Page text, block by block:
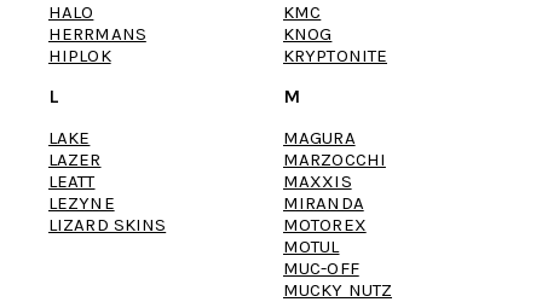
HALO
HERRMANS
HIPLOK
KMC
KNOG
KRYPTONITE
L
LAKE
LAZER
LEATT
LEZYNE
LIZARD SKINS
M
MAGURA
MARZOCCHI
MAXXIS
MIRANDA
MOTOREX
MOTUL
MUC-OFF
MUCKY NUTZ